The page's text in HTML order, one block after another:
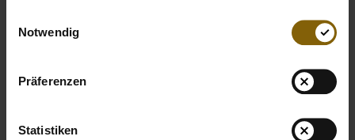
Notwendig
Präferenzen
Statistiken